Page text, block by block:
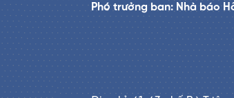
Phó trưởng ban: Nhà báo